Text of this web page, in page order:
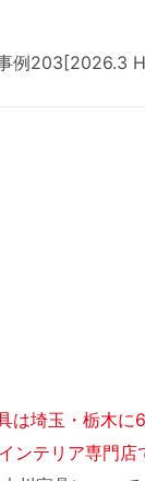
例203[2026.3
は埼玉・栃木に
ンテリア専門店